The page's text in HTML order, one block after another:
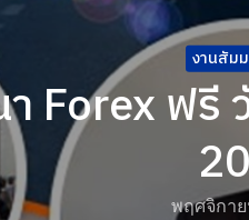
งานสัม
Forex ฟรี
พฤศจิกา